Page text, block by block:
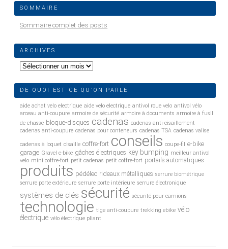
SOMMAIRE
Sommaire complet des posts
ARCHIVES
Archives
DE QUOI EST CE QU’ON PARLE
aide achat velo electrique aide velo electrique antivol roue velo antivol vélo
arceau anti-coupure armoire de sécurité armoire à documents armoire à fusil
de chasse bloque-disques cadenas cadenas anti-cisaillement
cadenas anti-coupure cadenas pour conteneurs cadenas TSA cadenas valise
cadenas à loquet cisaille coffre-fort conseils coupe-fil e-bike
garage Gravel e-bike gâches électriques key bumping meilleur antivol
velo mini coffre-fort petit cadenas petit coffre-fort portails automatiques
produits pédélec rideaux métalliques serrure biométrique
serrure porte extérieure serrure porte intérieure serrure électronique
systèmes de clés sécurité sécurité pour camions
technologie tige anti-coupure trekking ebike vélo
électrique vélo électrique pliant